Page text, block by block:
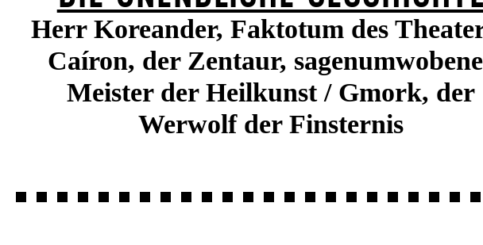
Herr Koreander, Faktotum des
Caíron, der Zentaur,
Meister der Heilkunst / Gmork, der
Werwolf der Finsternis